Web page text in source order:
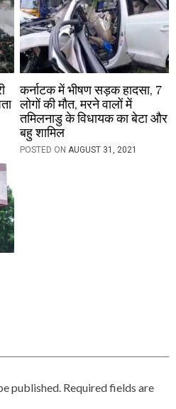
कर्नाटक में भीषण सड़क हादसा, 7
लोगों की मौत, मरने वालों में
तमिलनाडु के विधायक का बेटा और
बहु शामिल
POSTED ONAUGUST 31, 2021
published. Required fields are